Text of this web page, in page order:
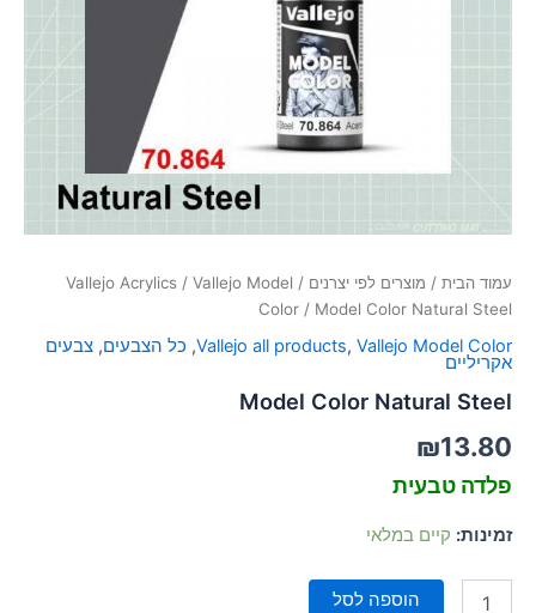
סמן קישורים
האפשרויות
עמוד הבית / מוצרים לפי יצרנים /
Vallejo Acrylics / Vallejo Model
Color / Model Color Natural Steel
Vallejo all products, Vallejo Model Color
, כל הצבעים, צבעים
אקריליים
Model Color Natural Steel
₪13.80
פלדה טבעית
זמינות: קיים במלאי
הוספה לסל